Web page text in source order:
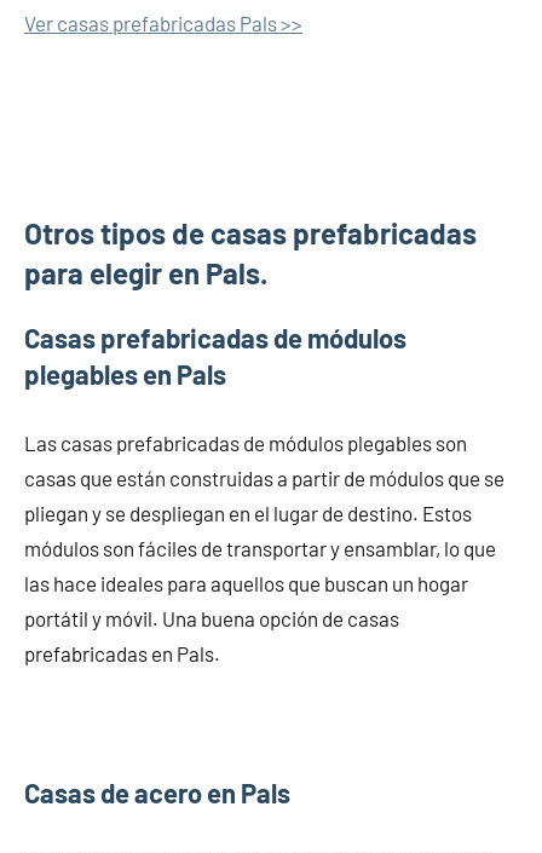
Ver casas prefabricadas Pals >>
Otros tipos de casas prefabricadas
para elegir en Pals.
Casas prefabricadas de módulos
plegables en Pals
Las casas prefabricadas de módulos plegables son
casas que están construidas a partir de módulos que se
pliegan y se despliegan en el lugar de destino. Estos
módulos son fáciles de transportar y ensamblar, lo que
las hace ideales para aquellos que buscan un hogar
portátil y móvil. Una buena opción de casas
prefabricadas en Pals.
Casas de acero en Pals